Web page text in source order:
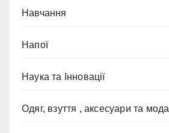
Навчання
Напої
Наука та Інновації
Одяг, взуття , аксесуари та мода